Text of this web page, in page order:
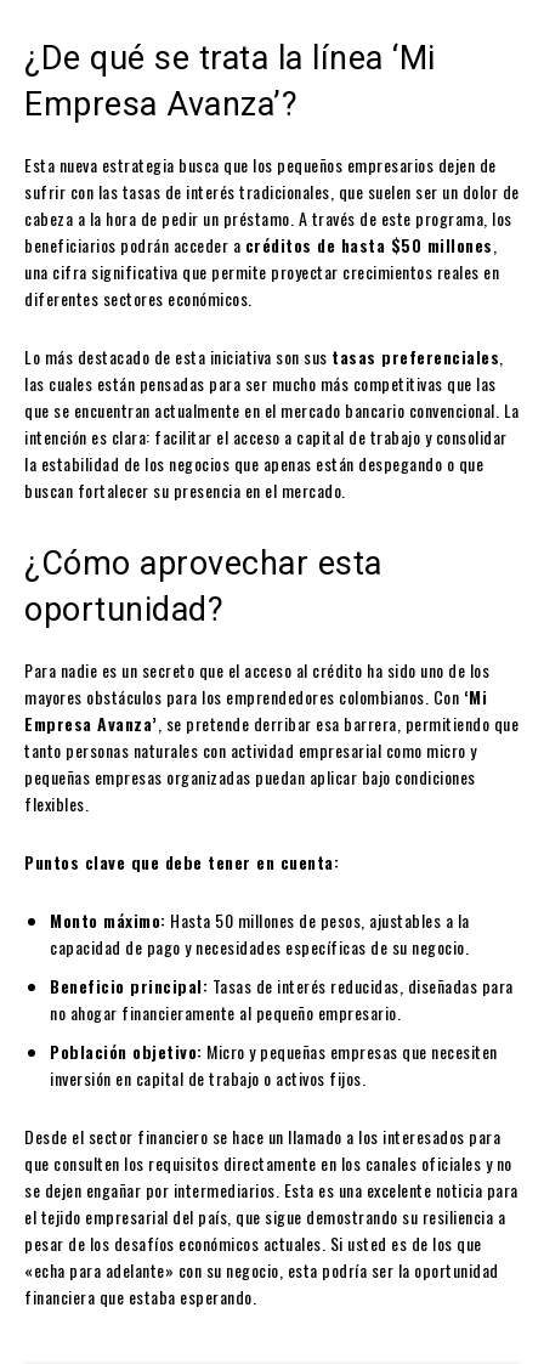
¿De qué se trata la línea ‘Mi
Empresa Avanza’?
Esta nueva estrategia busca que los pequeños empresarios dejen de
sufrir con las tasas de interés tradicionales, que suelen ser un dolor de
cabeza a la hora de pedir un préstamo. A través de este programa, los
beneficiarios podrán acceder a créditos de hasta $50 millones
una cifra significativa que permite proyectar crecimientos reales en
diferentes sectores económicos.
Lo más destacado de esta iniciativa son sus tasas preferenciales
las cuales están pensadas para ser mucho más competitivas que las
que se encuentran actualmente en el mercado bancario convencional. La
intención es clara: facilitar el acceso a capital de trabajo y consolidar
la estabilidad de los negocios que apenas están despegando o que
buscan fortalecer su presencia en el mercado.
¿Cómo aprovechar esta
oportunidad?
Para nadie es un secreto que el acceso al crédito ha sido uno de los
mayores obstáculos para los emprendedores colombianos. Con ‘Mi
Empresa Avanza’ , se pretende derribar esa barrera, permitiendo que
tanto personas naturales con actividad empresarial como micro y
pequeñas empresas organizadas puedan aplicar bajo condiciones
flexibles.
Puntos clave que debe tener en cuenta:
Monto máximo: Hasta 50 millones de pesos, ajustables a la
capacidad de pago y necesidades específicas de su negocio.
Beneficio principal: Tasas de interés reducidas, diseñadas para
no ahogar financieramente al pequeño empresario.
Población objetivo: Micro y pequeñas empresas que necesiten
inversión en capital de trabajo o activos fijos.
Desde el sector financiero se hace un llamado a los interesados para
que consulten los requisitos directamente en los canales oficiales y no
se dejen engañar por intermediarios. Esta es una excelente noticia para
el tejido empresarial del país, que sigue demostrando su resiliencia a
pesar de los desafíos económicos actuales. Si usted es de los que
«echa para adelante» con su negocio, esta podría ser la oportunidad
financiera que estaba esperando.